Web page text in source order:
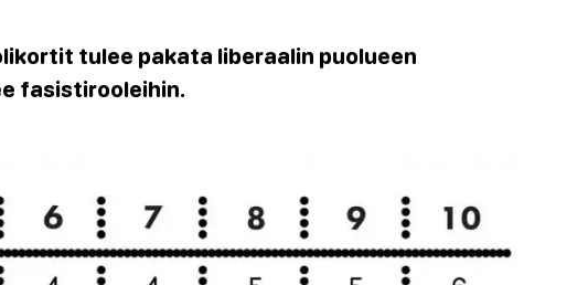
tulee pakata liberaalin puolueen
fasistirooleihin.